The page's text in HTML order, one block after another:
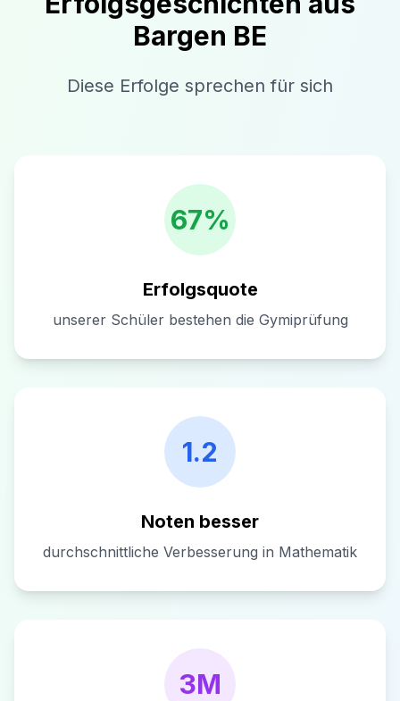
Bargen BE
Diese Erfolge sprechen für sich
67%
Erfolgsquote
unserer Schüler bestehen die Gymiprüfung
1.2
Noten besser
durchschnittliche Verbesserung in Mathematik
3M